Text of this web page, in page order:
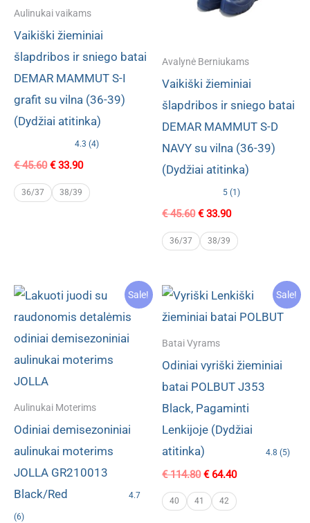
Aulinukai vaikams
Vaikiški žieminiai
šlapdribos ir sniego batai
DEMAR MAMMUT S-I
grafit su vilna (36-39)
(Dydžiai atitinka)
4.3 (4)
€45.60 Original
was:
€ 45.60.
€33.90Current
is:
€ 33.90.
36/37 38/39
Avalynė Berniukams
Vaikiški žieminiai
šlapdribos ir sniego batai
DEMAR MAMMUT S-D
NAVY su vilna (36-39)
(Dydžiai atitinka)
5 (1)
€45.60 Original
was:
€ 45.60.
€33.90Current
is:
€ 33.90.
36/37 38/39
Sale!
Aulinukai Moterims
Odiniai demisezoniniai
aulinukai moterims
JOLLA GR210013
Black/Red
4.7
(6)
Sale!
Batai Vyrams
Odiniai vyriški žieminiai
batai POLBUT J353
Black, Pagaminti
Lenkijoje (Dydžiai
atitinka)
4.8 (5)
€114.80 Original
was:
€ 114.80.
€64.40Current
is:
40 41 42